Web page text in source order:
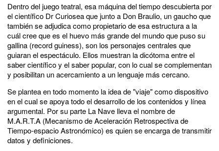
Dentro del juego teatral, esa máquina del tiempo descubierta por
el científico Dr Curiosea que junto a Don Braulio, un gaucho que
también se adjudica como propietario de esa estructura a la
cuál cree que es el huevo más grande del mundo que puso su
gallina (record guiness), son los personajes centrales que
guiaran el espectáculo. Ellos muestran la dicótoma entre el
saber científico y el saber popular, con lo cual se complementan
y posibilitan un acercamiento a un lenguaje más cercano.
Se plantea en todo momento la idea de "viaje" como dispositivo
en el cual se apoya todo el desarrollo de los contenidos y línea
argumental. Por su parte La Nave lleva el nombre de
M.A.R.T.A (Mecanismo de Aceleración Retrospectiva de
Tiempo-espacio Astronómico) es quien se encarga de transmitir
datos y definiciones.